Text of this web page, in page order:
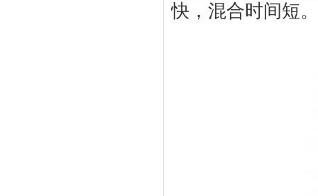
快，混合时间短